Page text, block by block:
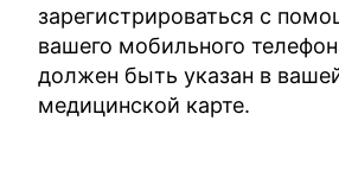
зарегистрироваться с
вашего мобильного
должен быть указан в
медицинской карте.